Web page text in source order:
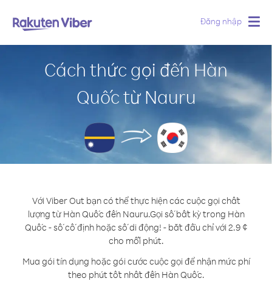
Đăng nhập
Cách thức gọi đến Hàn
Quốc từ Nauru
Với Viber Out bạn có thể thực hiện các cuộc gọi chất
lượng từ Hàn Quốc đến Nauru.Gọi số bất kỳ trong Hàn
Quốc - số cố định hoặc số di động! - bắt đầu chỉ với 2.9 ¢
cho mỗi phút.
Mua gói tín dụng hoặc gói cước cuộc gọi để nhận mức phí
theo phút tốt nhất đến Hàn Quốc.